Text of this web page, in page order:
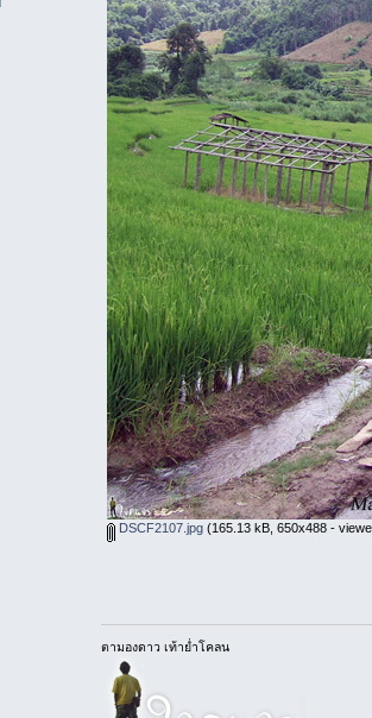
DSCF2107.jpg(165.13 kB, 650x488 -
ตามองดาว เท้าย่ำโคลน